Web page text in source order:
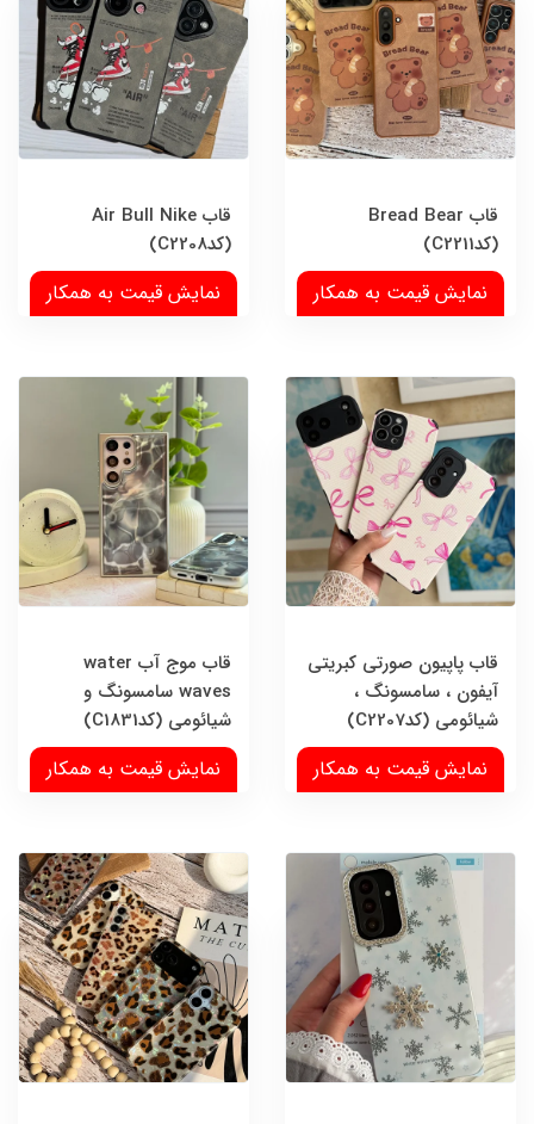
قاب Bread Bear
(کدC2211)
نمایش قیمت به همکار
قاب Air Bull Nike
(کدC2208)
نمایش قیمت به همکار
قاب پاپیون صورتی کبریتی
آیفون ، سامسونگ ،
شیائومی (کدC2207)
نمایش قیمت به همکار
قاب موج آب water
waves سامسونگ و
شیائومی (کدC1831)
نمایش قیمت به همکار